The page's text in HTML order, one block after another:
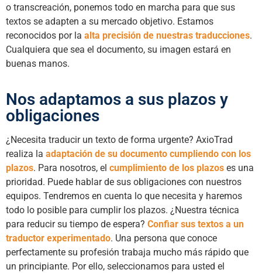
o transcreación, ponemos todo en marcha para que sus
textos se adapten a su mercado objetivo. Estamos
reconocidos por la alta precisión de nuestras traducciones.
Cualquiera que sea el documento, su imagen estará en
buenas manos.
Nos adaptamos a sus plazos y
obligaciones
¿Necesita traducir un texto de forma urgente? AxioTrad
realiza la adaptación de su documento cumpliendo con los
plazos. Para nosotros, el cumplimiento de los plazos es una
prioridad. Puede hablar de sus obligaciones con nuestros
equipos. Tendremos en cuenta lo que necesita y haremos
todo lo posible para cumplir los plazos. ¿Nuestra técnica
para reducir su tiempo de espera? Confiar sus textos a un
traductor experimentado. Una persona que conoce
perfectamente su profesión trabaja mucho más rápido que
un principiante. Por ello, seleccionamos para usted el